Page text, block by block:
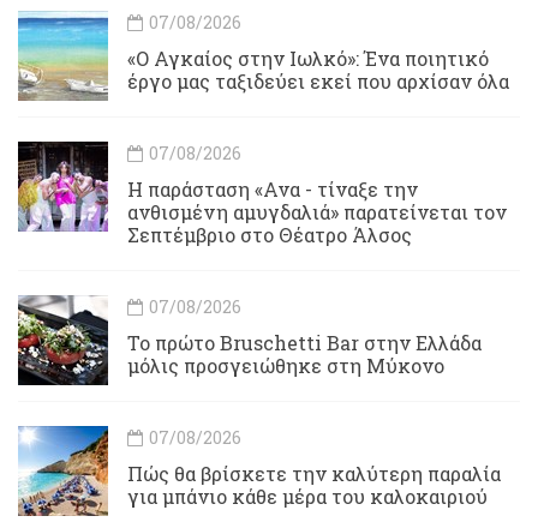
07/08/2026
«Ο Αγκαίος στην Ιωλκό»: Ένα ποιητικό
έργο μας ταξιδεύει εκεί που αρχίσαν όλα
07/08/2026
Η παράσταση «Ανα - τίναξε την
ανθισμένη αμυγδαλιά» παρατείνεται τον
Σεπτέμβριο στο Θέατρο Άλσος
07/08/2026
Το πρώτο Bruschetti Bar στην Ελλάδα
μόλις προσγειώθηκε στη Μύκονο
07/08/2026
Πώς θα βρίσκετε την καλύτερη παραλία
για μπάνιο κάθε μέρα του καλοκαιριού